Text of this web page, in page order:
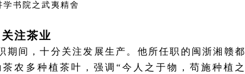
学书院之武夷精舍
注茶业
期间，十分关注发展生产。他所任职的闽浙湘赣都
农多种植茶叶，强调 “今人之于物，苟施种植之